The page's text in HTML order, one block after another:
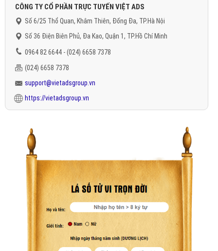
CÔNG TY CỔ PHẦN TRỰC TUYẾN VIỆT ADS
Số 6/25 Thổ Quan, Khâm Thiên, Đống Đa, TP.Hà Nội
Số 36 Điện Biên Phủ, Đa Kao, Quận 1, TP.Hồ Chí Minh
0964 82 6644 - (024) 6658 7378
(024) 6658 7378
support@vietadsgroup.vn
https://vietadsgroup.vn